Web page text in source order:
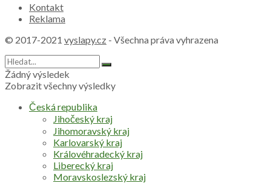
Kontakt
Reklama
© 2017-2021 vyslapy.cz - Všechna práva vyhrazena
Žádný výsledek
Zobrazit všechny výsledky
Česká republika
Jihočeský kraj
Jihomoravský kraj
Karlovarský kraj
Královéhradecký kraj
Liberecký kraj
Moravskoslezský kraj